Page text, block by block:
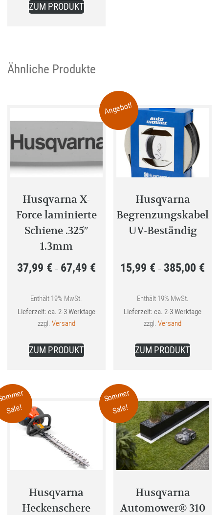
ZUM PRODUKTProdukt
auf.
Optionen
können
auf
Produktseite
gewählt
Ähnliche Produkte
Husqvarna X-
Force laminierte
Schiene .325″
1.3mm
37,99 € – 67,49 €Preisspanne:
67,49 €
Enthält 19% MwSt.
Lieferzeit: ca. 2-3 Werktage
zzgl. Versand
ZUM PRODUKTProdukt
Varianten
auf
gewählt
Angebot!
Husqvarna
Begrenzungskabel
UV-Beständig
15,99 € –385,00 €
Enthält 19% MwSt.
Lieferzeit: ca. 2-3 Werktage
zzgl.Versand
ZUM PRODUKTProdukt
auf.
Die
können
auf
gewählt
Sale!
Husqvarna
Heckenschere
Sommer
Sale!
Husqvarna
Automower® 310